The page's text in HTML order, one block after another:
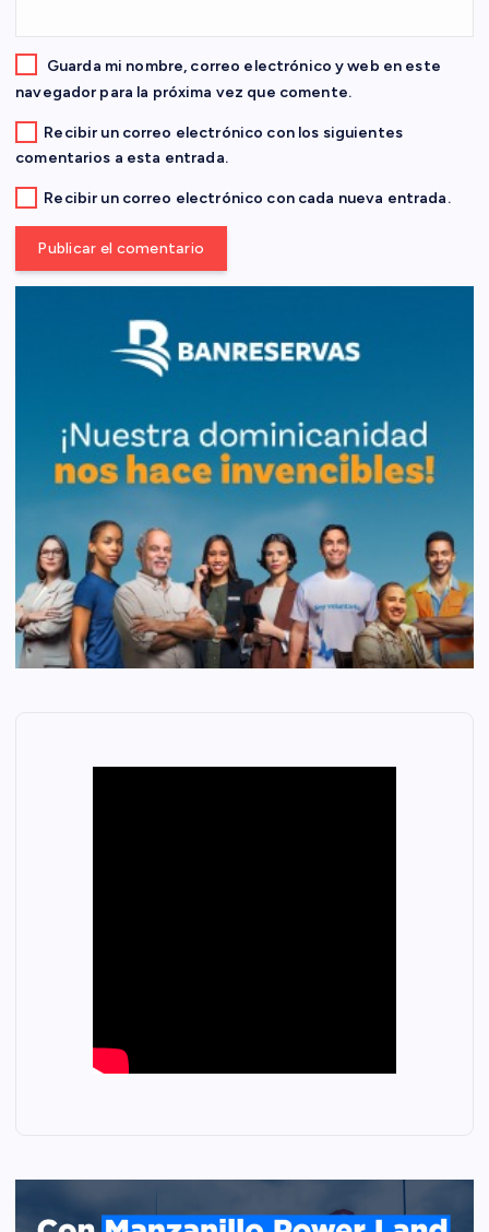
d
a
s
Guarda mi nombre, correo electrónico y web en este
navegador para la próxima vez que comente.
Recibir un correo electrónico con los siguientes
comentarios a esta entrada.
Recibir un correo electrónico con cada nueva entrada.